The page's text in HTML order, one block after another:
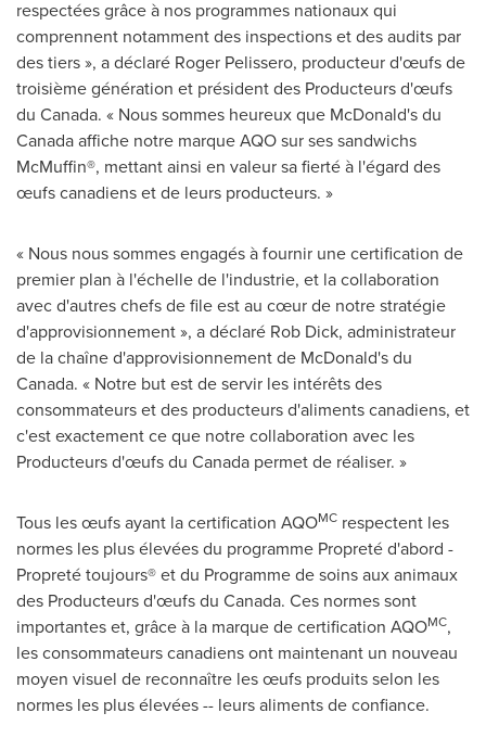
respectées grâce à nos programmes nationaux qui
comprennent notamment des inspections et des audits par
des tiers », a déclaré Roger Pelissero, producteur d'œufs de
troisième génération et président des Producteurs d'œufs
du Canada. « Nous sommes heureux que McDonald's du
Canadaaffiche notre marque AQO sur ses sandwichs
McMuffin®, mettant ainsi en valeur sa fierté à l'égard des
œufs canadiens et de leurs producteurs. »
« Nous nous sommes engagés à fournir une certification de
premier plan à l'échelle de l'industrie, et la collaboration
avec d'autres chefs de file est au cœur de notre stratégie
d'approvisionnement », a déclaré Rob Dick, administrateur
de la chaîne d'approvisionnement de McDonald's du
Canada. « Notre but est de servir les intérêts des
consommateurs et des producteurs d'aliments canadiens, et
c'est exactement ce que notre collaboration avec les
Producteurs d'œufs du Canada permet de réaliser. »
Tous les œufs ayant la certification AQOMC respectent les
normes les plus élevées du programme Propreté d'abord -
Propreté toujours® et du Programme de soins aux animaux
des Producteurs d'œufs du Canada. Ces normes sont
importantes et, grâce à la marque de certification AQOMC,
les consommateurs canadiens ont maintenant un nouveau
moyen visuel de reconnaître les œufs produits selon les
normes les plus élevées -- leurs aliments de confiance.